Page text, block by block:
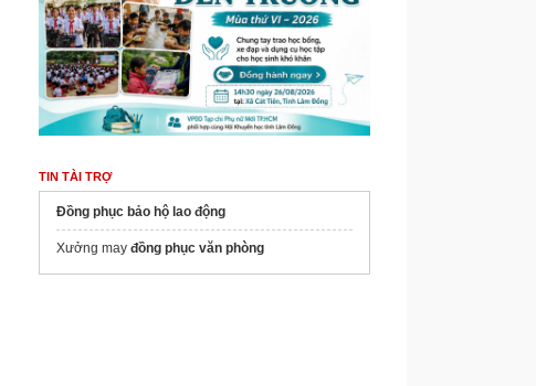
TIN TÀI TRỢ
Đồng phục bảo hộ lao động
Xưởng may đồng phục văn phòng